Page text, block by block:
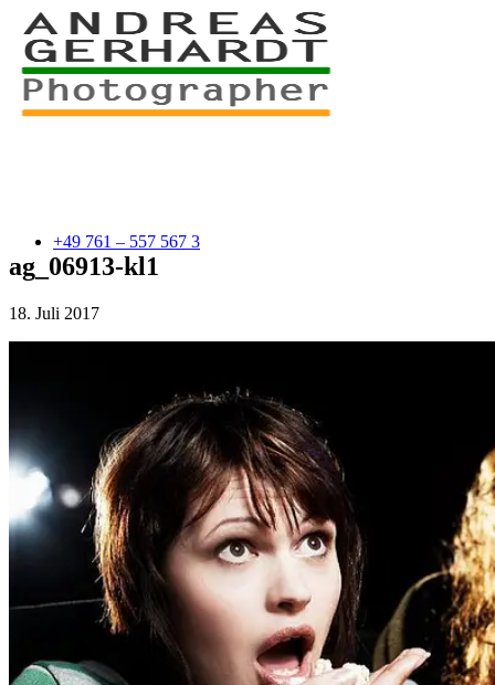
+49 761 – 557 567 3
Portfolio
People
ag_06913-kl1
18. Juli 2017